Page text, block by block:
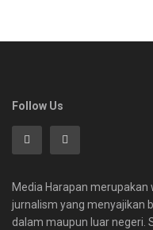
Follow Us
Media Harapan
jurnalism yang menyajikan
dalam maupun luar negeri.